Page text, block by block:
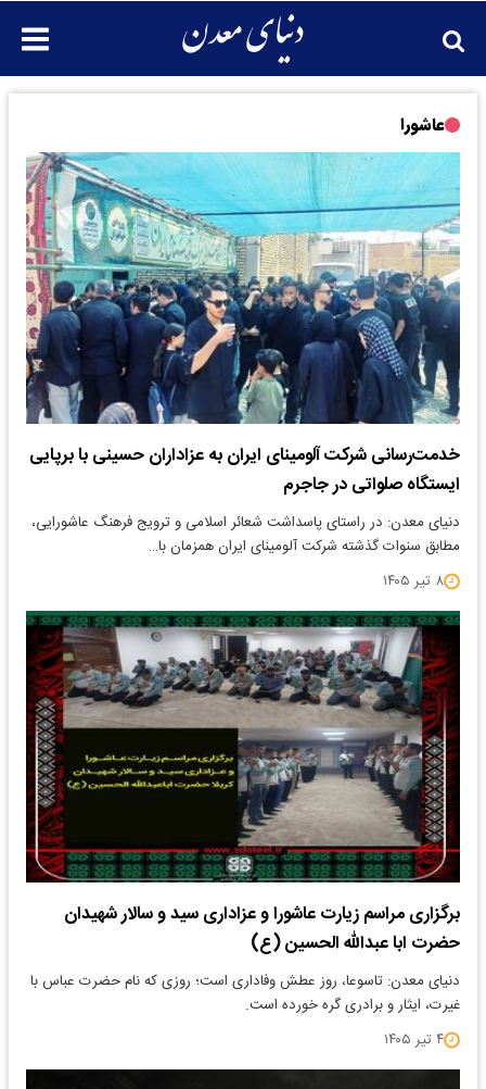
عاشورا
خدمت‌رسانی شرکت آلومینای ایران به عزاداران حسینی با برپایی
ایستگاه صلواتی در جاجرم
دنیای معدن: در راستای پاسداشت شعائر اسلامی و ترویج فرهنگ عاشورایی،
مطابق سنوات گذشته شرکت آلومینای ایران همزمان با…
۸ تیر ۱۴۰۵
برگزاری مراسم زیارت عاشورا و عزاداری سید و سالار شهیدان
حضرت ابا عبدالله الحسین (ع)
دنیای معدن: تاسوعا، روز عطش وفاداری است؛ روزی که نام حضرت عباس با
غیرت، ایثار و برادری گره خورده است.
۴ تیر ۱۴۰۵